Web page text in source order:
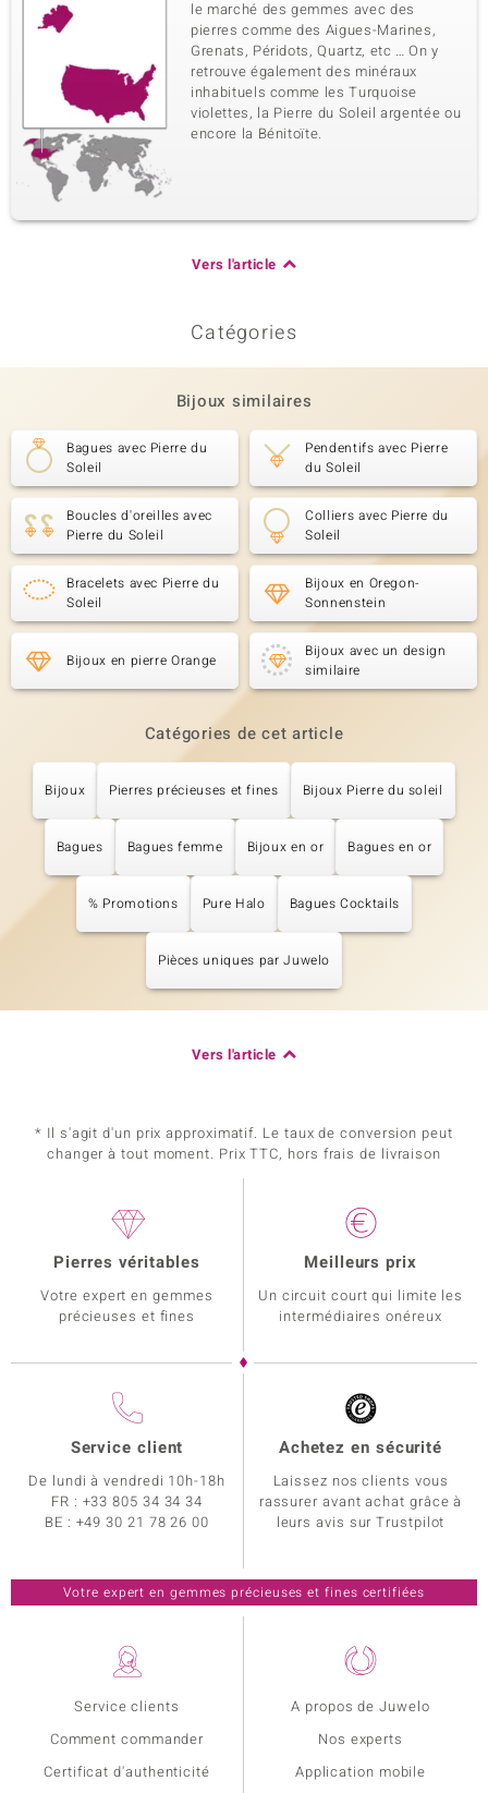
le marché des gemmes avec des
pierres comme des Aigues-Marines,
Grenats, Péridots, Quartz, etc … On y
retrouve également des minéraux
inhabituels comme les Turquoise
violettes, la Pierre du Soleil argentée ou
encore la Bénitoïte.
Vers l'article
Catégories
Bijoux similaires
Bagues avec Pierre du
Soleil
Pendentifs avec Pierre
du Soleil
Boucles d'oreilles avec
Pierre du Soleil
Colliers avec Pierre du
Soleil
Bracelets avec Pierre du
Soleil
Bijoux en Oregon-
Sonnenstein
Bijoux en pierre Orange
Bijoux avec un design
similaire
Catégories de cet article
Bijoux Pierres précieuses et fines Bijoux Pierre du soleil
Bagues Bagues femme Bijoux en or Bagues en or
% Promotions Pure Halo Bagues Cocktails
Pièces uniques par Juwelo
Vers l'article
* Il s'agit d'un prix approximatif. Le taux de conversion peut
changer à tout moment. Prix TTC, hors frais de livraison
Service clients
Comment commander
Certificat d'authenticité
A propos de Juwelo
Nos experts
Application mobile
Pierres véritables
Votre expert en gemmes
précieuses et fines
Meilleurs prix
Un circuit court qui limite les
intermédiaires onéreux
Service client
De lundi à vendredi 10h-18h
FR : +33 805 34 34 34
BE : +49 30 21 78 26 00
Achetez en sécurité
Laissez nos clients vous
rassurer avant achat grâce à
leurs avis sur Trustpilot
Votre expert en gemmes précieuses et fines certifiées